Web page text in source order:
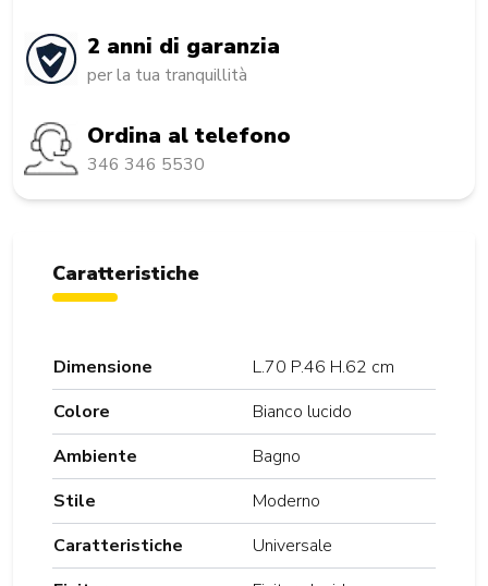
2 anni di garanzia
per la tua tranquillità
Ordina al telefono
346 346 5530
Caratteristiche
Dimensione
L.70 P.46 H.62 cm
Colore
Bianco lucido
Ambiente
Bagno
Stile
Moderno
Caratteristiche
Universale